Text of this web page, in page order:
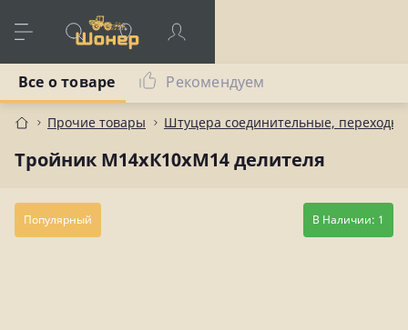
Прочие товары Штуцера соединительные,
Тройник М14хК10хМ14 делителя
Все о товаре Рекомендуем
Популярный В Наличии: 1